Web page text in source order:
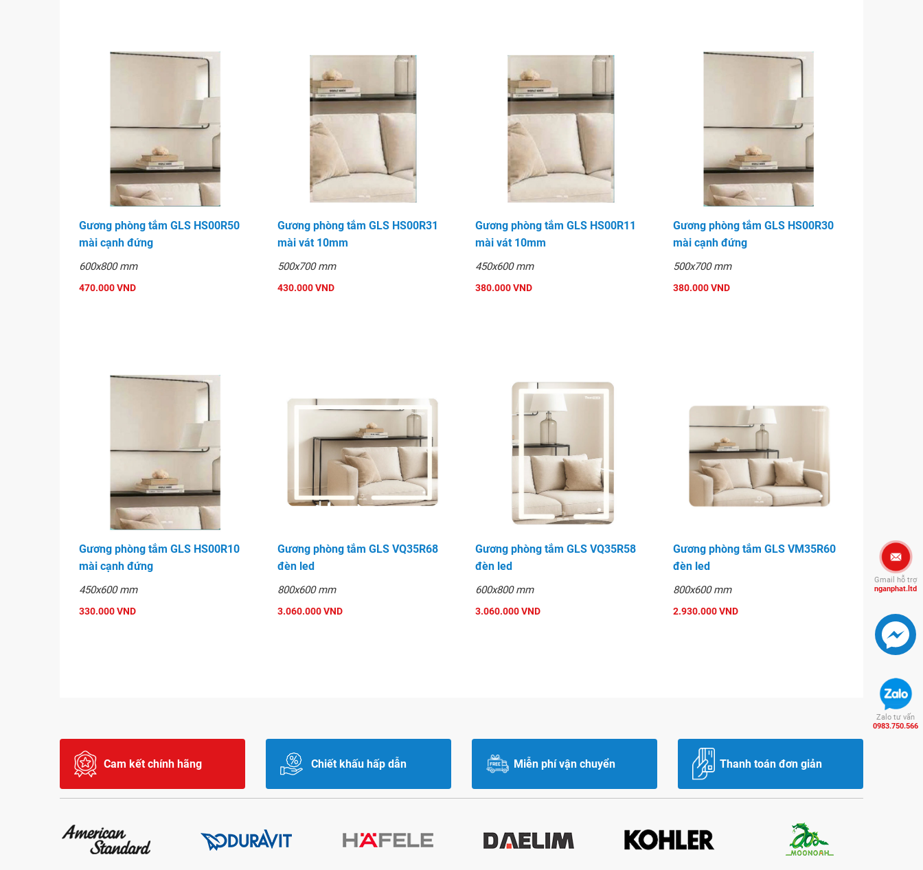
Gương phòng tắm GLS VF14C80 màu Champagne
Gương phòng tắm GLS HS00R50
mài cạnh đứng
600x800 mm
470.000 VND
Gương phòng tắm GLS HS00R31
mài vát 10mm
500x700 mm
430.000 VND
Gương phòng tắm GLS HS00R11
mài vát 10mm
450x600 mm
380.000 VND
Gương phòng tắm GLS HS00R30
mài cạnh đứng
500x700 mm
380.000 VND
Gương phòng tắm GLS HS00R10
mài cạnh đứng
450x600 mm
330.000 VND
Gương phòng tắm GLS VQ35R68
đèn led
800x600 mm
3.060.000 VND
Gương phòng tắm GLS VQ35R58
đèn led
600x800 mm
3.060.000 VND
Gương phòng tắm GLS VM35R60
đèn led
800x600 mm
2.930.000 VND
Cam kết chính hãng Chiết khấu hấp dẫn Miễn phí vận chuyển Thanh toán đơn giản
Gmail hỗ trợ
nganphat.ltd
Zalo tư vấn
0983.750.566